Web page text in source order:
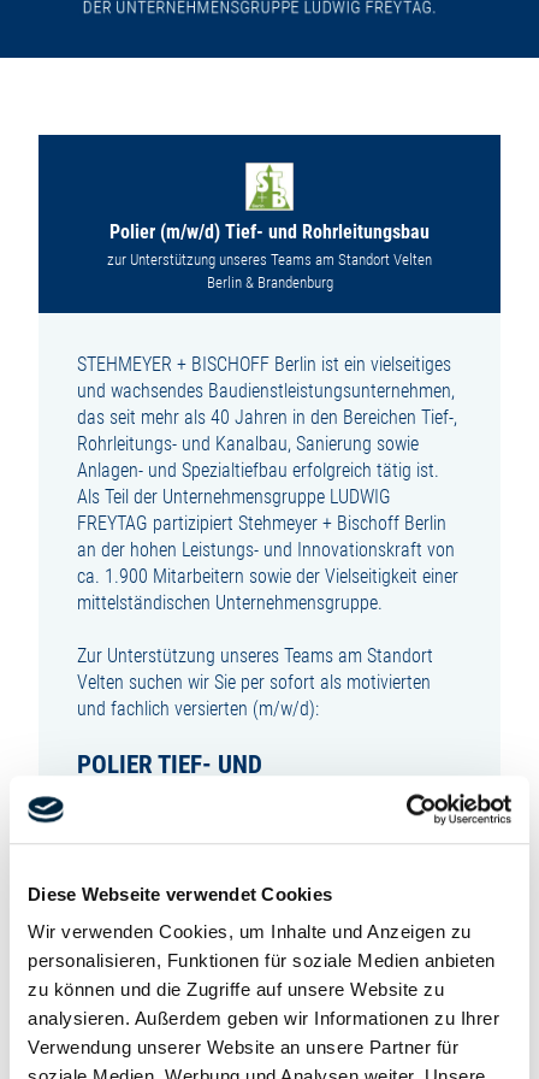
Diese Webseite verwendet Cookies
Wir verwenden Cookies, um Inhalte und Anzeigen zu
personalisieren, Funktionen für soziale Medien anbieten
zu können und die Zugriffe auf unsere Website zu
analysieren. Außerdem geben wir Informationen zu Ihrer
Verwendung unserer Website an unsere Partner für
Polier (m/w/d) Tief- und Rohrleitungsbau
zur Unterstützung unseres Teams am Standort Velten
Berlin & Brandenburg
STEHMEYER + BISCHOFF Berlin ist ein vielseitiges
und wachsendes Baudienstleistungsunternehmen,
das seit mehr als 40 Jahren in den Bereichen Tief-,
Rohrleitungs- und Kanalbau, Sanierung sowie
Anlagen- und Spezialtiefbau erfolgreich tätig ist.
Als Teil der Unternehmensgruppe LUDWIG
FREYTAG partizipiert Stehmeyer + Bischoff Berlin
an der hohen Leistungs- und Innovationskraft von
ca. 1.900 Mitarbeitern sowie der Vielseitigkeit einer
mittelständischen Unternehmensgruppe.
Zur Unterstützung unseres Teams am Standort
Velten suchen wir Sie per sofort als motivierten
und fachlich versierten (m/w/d):
POLIER TIEF- UND
zur unbefristeten Festanstellung in Vollzeit.
SIE SIND VERANTWORTLICH FÜR:
die Umsetzung der zeitlichen Vorgaben auf der
Baustelle und unterstützen die Bauleiter bei der
Planung, Steuerung und Abwicklung unserer
Baustellen
Arbeitseinteilung und Koordination einzelner